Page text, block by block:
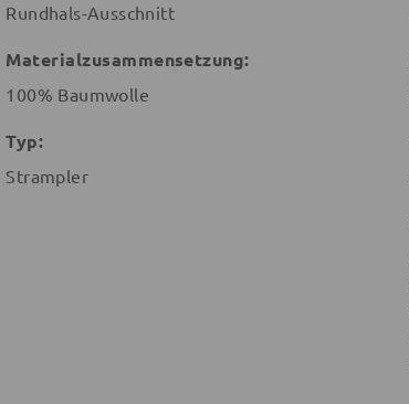
Rundhals-Ausschnitt
Materialzusammensetzung:
100% Baumwolle
Typ:
Strampler